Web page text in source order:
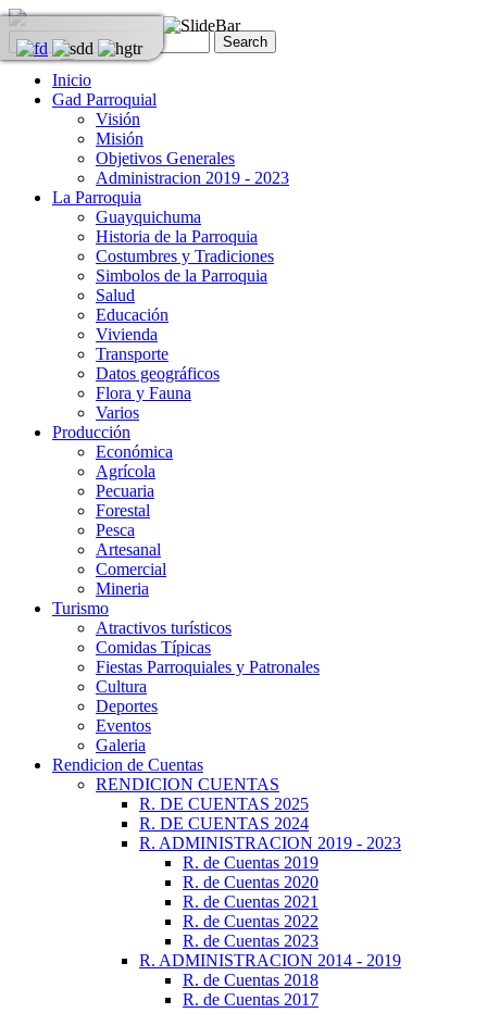
Inicio
Gad Parroquial
Visión
Misión
Objetivos Generales
Administracion 2019 - 2023
La Parroquia
Guayquichuma
Historia de la Parroquia
Costumbres y Tradiciones
Simbolos de la Parroquia
Salud
Educación
Vivienda
Transporte
Datos geográficos
Flora y Fauna
Varios
Producción
Económica
Agrícola
Pecuaria
Forestal
Pesca
Artesanal
Comercial
Mineria
Turismo
Atractivos turísticos
Comidas Típicas
Fiestas Parroquiales y Patronales
Cultura
Deportes
Eventos
Galeria
Rendicion de Cuentas
RENDICION CUENTAS
R. DE CUENTAS 2025
R. DE CUENTAS 2024
R. ADMINISTRACION 2019 - 2023
R. de Cuentas 2019
R. de Cuentas 2020
R. de Cuentas 2021
R. de Cuentas 2022
R. de Cuentas 2023
R. ADMINISTRACION 2014 - 2019
R. de Cuentas 2018
R. de Cuentas 2017